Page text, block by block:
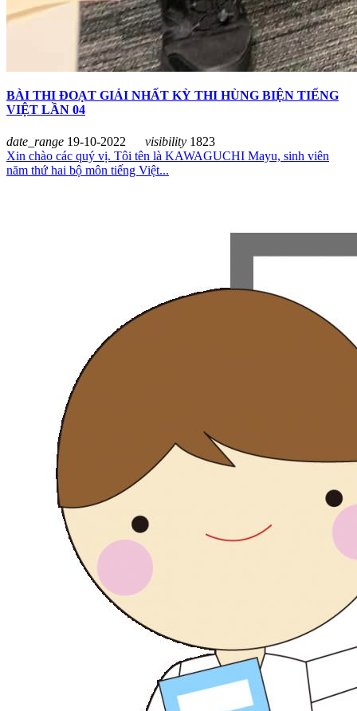
BÀI THI ĐOẠT GIẢI NHẤT KỲ THI HÙNG BIỆN TIẾNG
VIỆT LẦN 04
date_range 19-10-2022 visibility 1823
Xin chào các quý vị. Tôi tên là KAWAGUCHI Mayu, sinh viên
năm thứ hai bộ môn tiếng Việt...